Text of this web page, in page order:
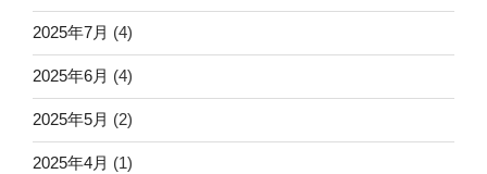
2025年7月 (4)
2025年6月 (4)
2025年5月 (2)
2025年4月 (1)